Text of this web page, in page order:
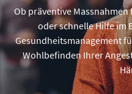
Ob präventive
oder schnelle Hilfe im
Gesundheitsmanagement
Wohlbefinden Ihrer